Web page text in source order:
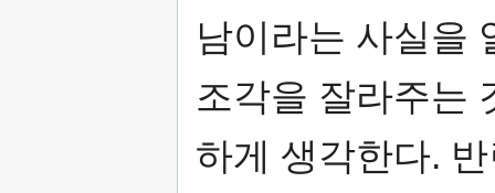
남이라는 사실을
조각을 잘라주는
하게 생각한다.